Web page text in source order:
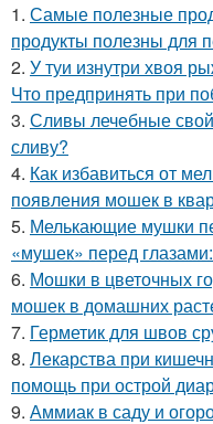
1. Самые полезные
продукты полезны для
2. У туи изнутри хвоя
Что предпринять при
3. Сливы лечебные
сливу?
4. Как избавиться от
появления мошек в
5. Мелькающие мушки
«мушек» перед
6. Мошки в цветочных
мошек в домашних
7. Герметик для швов
8. Лекарства при
помощь при острой
9. Аммиак в саду и